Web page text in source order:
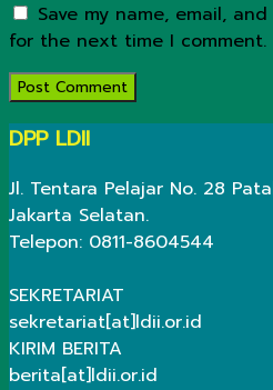
Save my name, email,
for the next time I comment.
DPP LDII
Jl. Tentara Pelajar No. 28
Jakarta Selatan.
Telepon: 0811-8604544
SEKRETARIAT
sekretariat[at]ldii.or.id
KIRIM BERITA
berita[at]ldii.or.id